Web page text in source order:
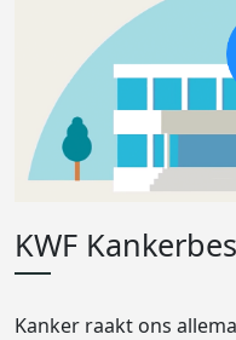
KWF
Kanker raakt ons